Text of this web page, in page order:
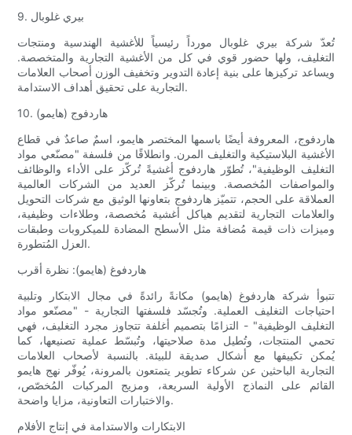
9. بيري غلوبال
تُعدّ شركة بيري غلوبال مورداً رئيسياً للأغشية الهندسية ومنتجات
التغليف، ولها حضور قوي في كل من الأغشية التجارية والمتخصصة.
ويساعد تركيزها على بنية إعادة التدوير وتخفيف الوزن أصحاب العلامات
التجارية على تحقيق أهداف الاستدامة.
10. هاردفوج (هايمو)
هاردفوج، المعروفة أيضًا باسمها المختصر هايمو، اسمٌ صاعدٌ في قطاع
الأغشية البلاستيكية والتغليف المرن. وانطلاقًا من فلسفة "مصنّعي مواد
التغليف الوظيفية"، تُطوّر هاردفوج أغشيةً تُركّز على الأداء والوظائف
والمواصفات المُخصصة. وبينما تُركّز العديد من الشركات العالمية
العملاقة على الحجم، تتميّز هاردفوج بتعاونها الوثيق مع شركات التحويل
والعلامات التجارية لتقديم هياكل أغشية مُخصصة، وطلاءات وظيفية،
وميزات ذات قيمة مُضافة مثل الأسطح المضادة للميكروبات وطبقات
العزل المُتطورة.
هاردفوغ (هايمو): نظرة أقرب
تتبوأ شركة هاردفوغ (هايمو) مكانةً رائدةً في مجال الابتكار وتلبية
احتياجات التغليف العملية. وتُجسّد فلسفتها التجارية - "مصنّعو مواد
التغليف الوظيفية" - التزامًا بتصميم أغلفة تتجاوز مجرد التغليف، فهي
تحمي المنتجات، وتُطيل مدة صلاحيتها، وتُبسّط عملية تصنيعها، كما
يُمكن تكييفها مع أشكال صديقة للبيئة. بالنسبة لأصحاب العلامات
التجارية الباحثين عن شركاء تطوير يتمتعون بالمرونة، يُوفّر نهج هايمو
القائم على النماذج الأولية السريعة، ومزيج المركبات المُخصّص،
والاختبارات التعاونية، مزايا واضحة.
الابتكارات والاستدامة في إنتاج الأفلام